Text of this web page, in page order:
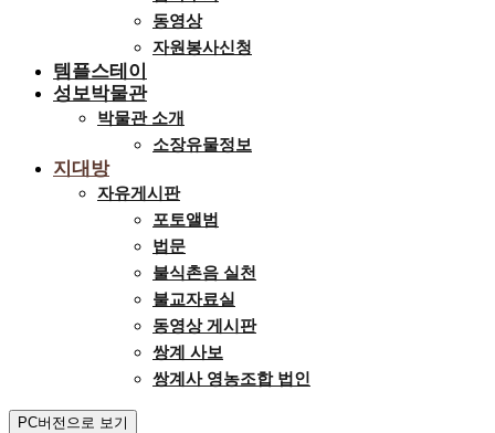
동영상
자원봉사신청
템플스테이
성보박물관
박물관 소개
소장유물정보
지대방
자유게시판
포토앨범
법문
불식촌음 실천
불교자료실
동영상 게시판
쌍계 사보
쌍계사 영농조합 법인
PC버전으로 보기